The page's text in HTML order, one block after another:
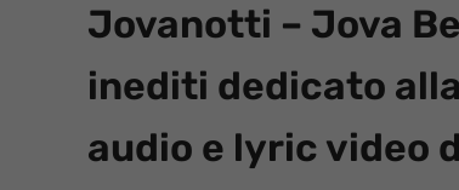
Jovanotti – Jova
inediti dedicato
audio e lyric video